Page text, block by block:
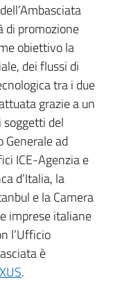
di promozione
obiettivo la
dei flussi di
tra i due
grazie a un
del
Generale ad
ICE-Agenzia e
d’Italia, la
e la Camera
imprese italiane
l’Ufficio
è
.